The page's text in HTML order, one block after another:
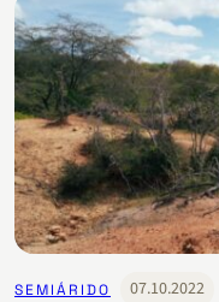
SEMIÁRIDO 07.10.2022